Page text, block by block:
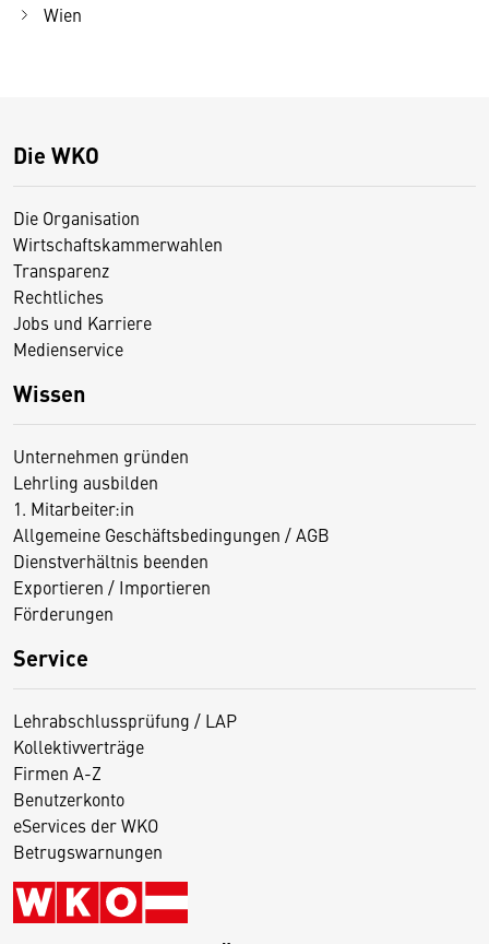
Wien
Die WKO
Die Organisation
Wirtschaftskammerwahlen
Transparenz
Rechtliches
Jobs und Karriere
Medienservice
Wissen
Unternehmen gründen
Lehrling ausbilden
1. Mitarbeiter:in
Allgemeine Geschäftsbedingungen / AGB
Dienstverhältnis beenden
Exportieren / Importieren
Förderungen
Service
Lehrabschlussprüfung / LAP
Kollektivverträge
Firmen A-Z
Benutzerkonto
eServices der WKO
Betrugswarnungen